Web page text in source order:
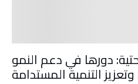
دورها في دعم النمو
التنمية المستدامة